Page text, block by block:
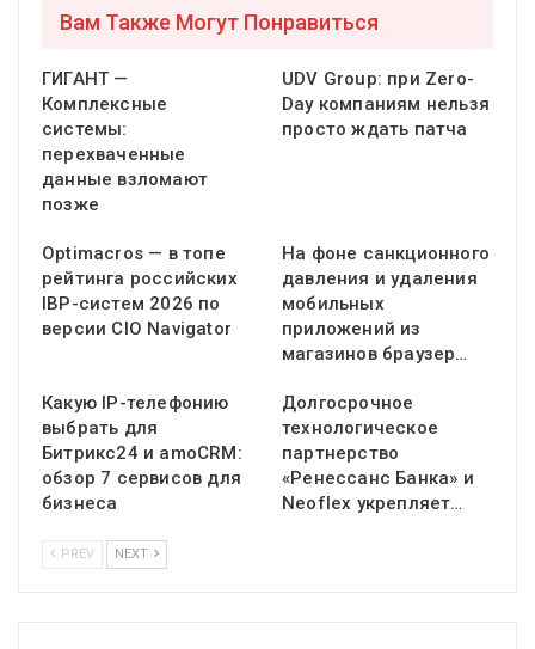
Вам Также Могут Понравиться
ГИГАНТ —
Комплексные
системы:
перехваченные
данные взломают
позже
UDV Group: при Zero-
Day компаниям нельзя
просто ждать патча
Optimacros — в топе
рейтинга российских
IBP-систем 2026 по
версии CIO Navigator
На фоне санкционного
давления и удаления
мобильных
приложений из
магазинов браузер…
Какую IP-телефонию
выбрать для
Битрикс24 и amoCRM:
обзор 7 сервисов для
бизнеса
Долгосрочное
технологическое
партнерство
«Ренессанс Банка» и
Neoflex укрепляет…
PREV NEXT